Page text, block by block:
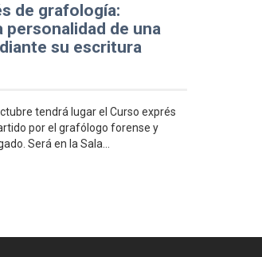
de grafología:
personalidad de una
su escritura
tendrá lugar el Curso exprés
por el grafólogo forense y
Será en la Sala...